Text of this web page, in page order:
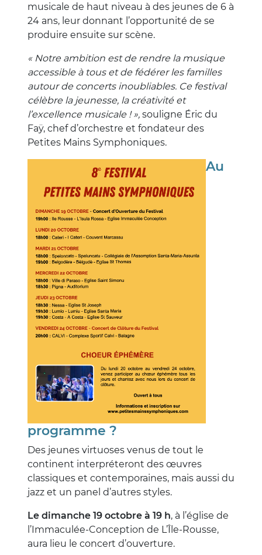
musicale de haut niveau à des jeunes de 6 à
24 ans, leur donnant l’opportunité de se
produire ensuite sur scène.
« Notre ambition est de rendre la musique
accessible à tous et de fédérer les familles
autour de concerts inoubliables. Ce festival
célèbre la jeunesse, la créativité et
l’excellence musicale ! », souligne Éric du
Faÿ, chef d’orchestre et fondateur des
Petites Mains Symphoniques.
Au
programme ?
Des jeunes virtuoses venus de tout le
continent interpréteront des œuvres
classiques et contemporaines, mais aussi du
jazz et un panel d’autres styles.
Le dimanche 19 octobre à 19 h, à l’église de
l’Immaculée-Conception de L’Île-Rousse,
aura lieu le concert d’ouverture.